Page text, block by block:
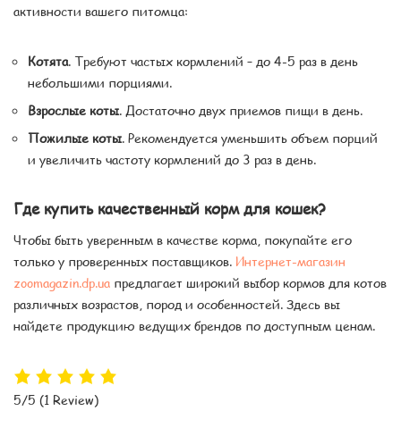
активности вашего питомца:
Котята. Требуют частых кормлений – до 4-5 раз в день
небольшими порциями.
Взрослые коты. Достаточно двух приемов пищи в день.
Пожилые коты. Рекомендуется уменьшить объем порций
и увеличить частоту кормлений до 3 раз в день.
Где купить качественный корм для кошек?
Чтобы быть уверенным в качестве корма, покупайте его
только у проверенных поставщиков. Интернет-магазин
zoomagazin.dp.ua предлагает широкий выбор кормов для котов
различных возрастов, пород и особенностей. Здесь вы
найдете продукцию ведущих брендов по доступным ценам.
5/5 (1 Review)